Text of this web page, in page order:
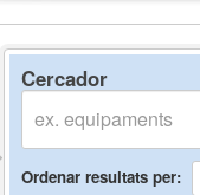
Cercador
Ordenar resultats per